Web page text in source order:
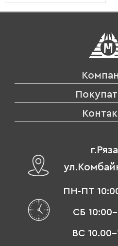
ПН-ПТ
СБ 10:00-
ВС 10.00-